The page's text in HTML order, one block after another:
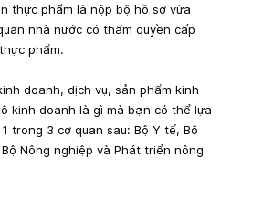
thực phẩm là nộp bộ hồ sơ vừa
nhà nước có thẩm quyền cấp
phẩm.
doanh, dịch vụ, sản phẩm kinh
kinh doanh là gì mà bạn có thể lựa
trong 3 cơ quan sau: Bộ Y tế, Bộ
Nông nghiệp và Phát triển nông